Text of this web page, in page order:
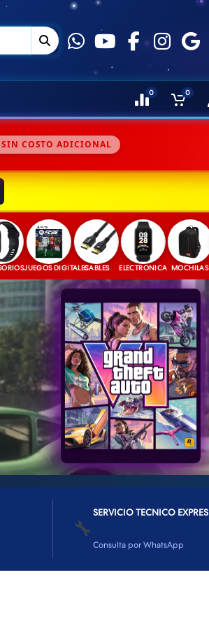
0 0
SIN COSTO ADICIONAL
DIGITALESCABLES ELECTRONICA MOCHILAS
🔧
SERVICIO TECNICO EXPRES
Consulta por WhatsApp